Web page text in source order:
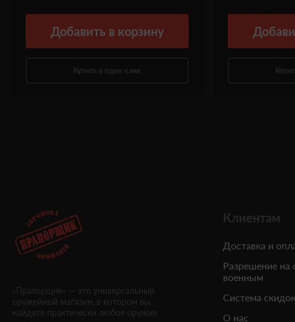
Добавить в корзину
Купить в один клик
«Прапорщик» — это универсальный
оружейный магазин, в котором вы
найдете практически любое оружие
Клиентам
Доставка и
Разрешение на
военным
Система скидок
О нас